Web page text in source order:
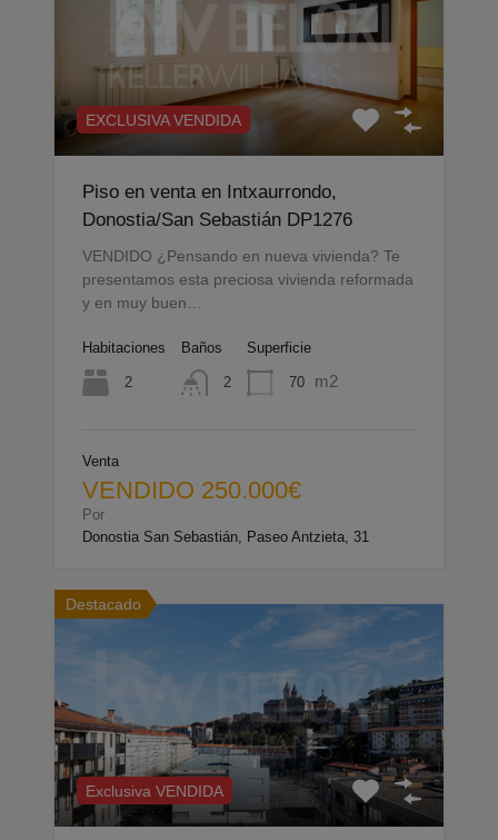
EXCLUSIVA VENDIDA
Piso en venta en Intxaurrondo,
Donostia/San Sebastián DP1276
VENDIDO ¿Pensando en nueva vivienda? Te
presentamos esta preciosa vivienda reformada
y en muy buen…
Habitaciones
2
Baños
2
Superficie
70 m2
Venta
VENDIDO 250.000€
Por
Donostia San Sebastián, Paseo Antzieta, 31
Destacado
Exclusiva VENDIDA